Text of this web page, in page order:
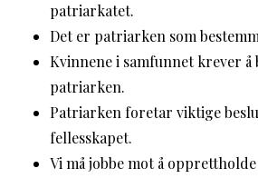
patriarkatet.
Det er patriarken som
Kvinnene i samfunnet krever
patriarken.
Patriarken foretar viktige
fellesskapet.
Vi må jobbe mot å